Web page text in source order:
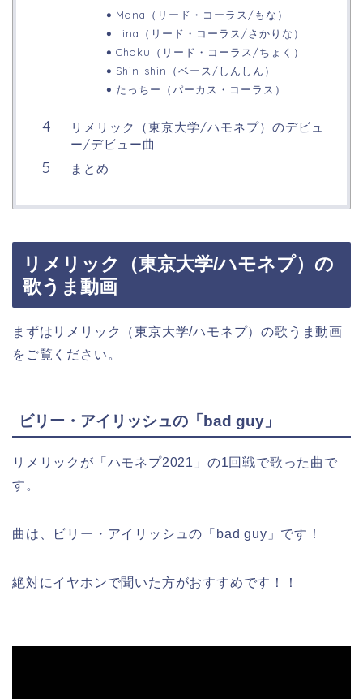
Mona（リード・コーラス/もな）
Lina（リード・コーラス/さかりな）
Choku（リード・コーラス/ちょく）
Shin-shin（ベース/しんしん）
たっちー（パーカス・コーラス）
リメリック（東京大学/ハモネプ）のデビュ
ー/デビュー曲
まとめ
リメリック（東京大学/ハモネプ）の
歌うま動画
まずはリメリック（東京大学/ハモネプ）の歌うま動画
をご覧ください。
ビリー・アイリッシュの「bad guy」
リメリックが「ハモネプ2021」の1回戦で歌った曲で
す。
曲は、ビリー・アイリッシュの「bad guy」です！
絶対にイヤホンで聞いた方がおすすめです！！